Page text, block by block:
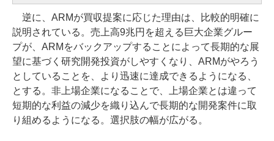
逆に、ARMが買収提案に応じた理由は、比較的明確に
説明されている。売上高9兆円を超える巨大企業グルー
プが、ARMをバックアップすることによって長期的な展
望に基づく研究開発投資がしやすくなり、ARMがやろう
としていることを、より迅速に達成できるようになる、
とする。非上場企業になることで、上場企業とは違って
短期的な利益の減少を織り込んで長期的な開発案件に取
り組めるようになる。選択肢の幅が広がる。